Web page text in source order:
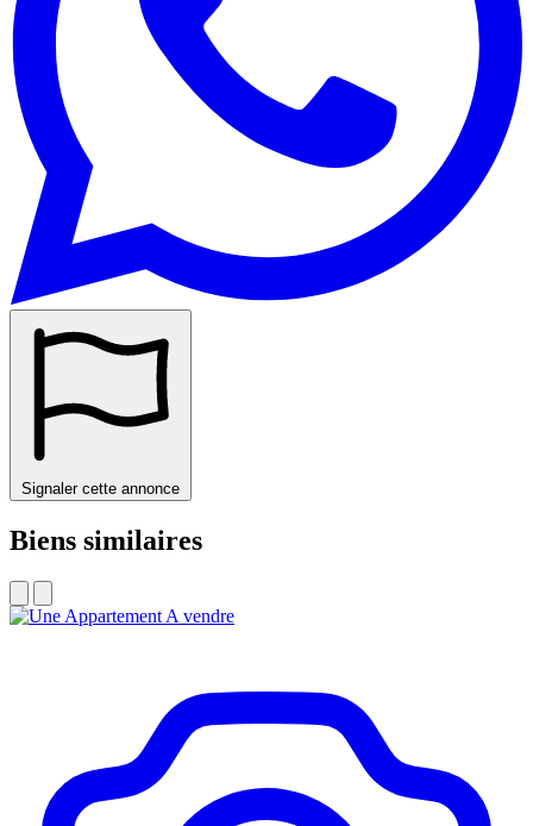
Signaler cette annonce
Biens similaires